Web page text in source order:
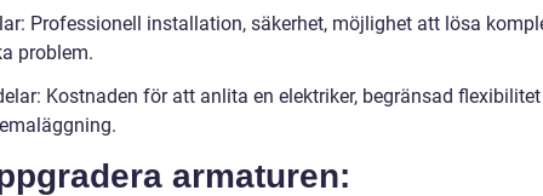
Professionell installation, säkerhet, möjlighet att lösa
problem.
Kostnaden för att anlita en elektriker, begränsad
armaturen: